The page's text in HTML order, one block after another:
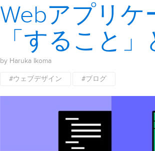
Webアプリケ
「すること
by Haruka Ikoma
#ウェブデザイン #ブログ